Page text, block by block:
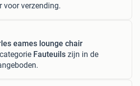
voor verzending.
eames lounge chair
Fauteuils zijn in de